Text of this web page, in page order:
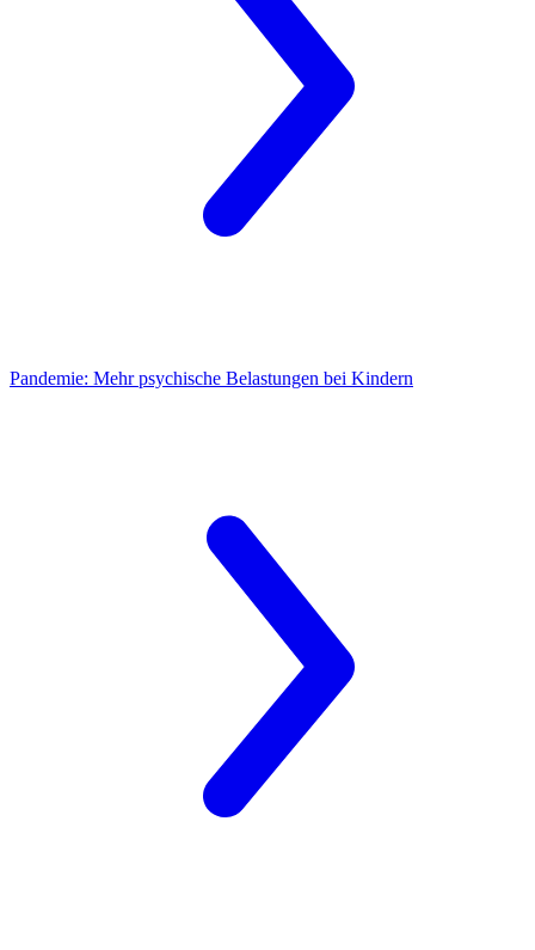
Pandemie: Mehr psychische Belastungen bei Kindern